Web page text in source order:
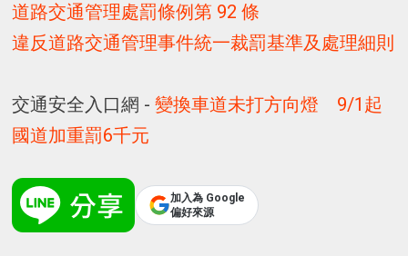
道路交通管理處罰條例第 92 條
違反道路交通管理事件統一裁罰基準及處理細則
交通安全入口網 -變換車道未打方向燈 9/1起
國道加重罰6千元
加入為 Google
偏好來源